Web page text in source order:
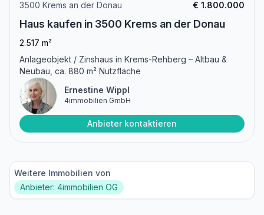
3500 Krems an der Donau € 1.800.000
Haus kaufen in 3500 Krems an der Donau
2.517 m²
Anlageobjekt / Zinshaus in Krems-Rehberg – Altbau &
Neubau, ca. 880 m² Nutzfläche
Ernestine Wippl
4immobilien GmbH
Anbieter kontaktieren
Weitere Immobilien von
Anbieter: 4immobilien OG